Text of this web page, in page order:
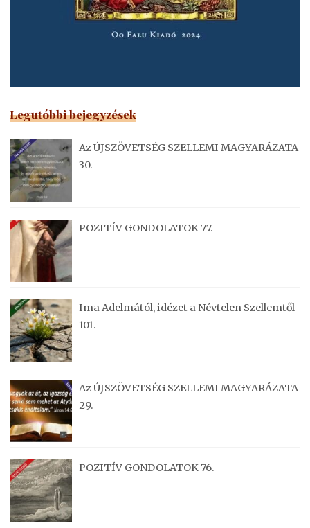
Legutóbbi bejegyzések
Az ÚJSZÖVETSÉG SZELLEMI MAGYARÁZATA
30.
POZITÍV GONDOLATOK 77.
Ima Adelmától, idézet a Névtelen Szellemtől
101.
Az ÚJSZÖVETSÉG SZELLEMI MAGYARÁZATA
29.
POZITÍV GONDOLATOK 76.